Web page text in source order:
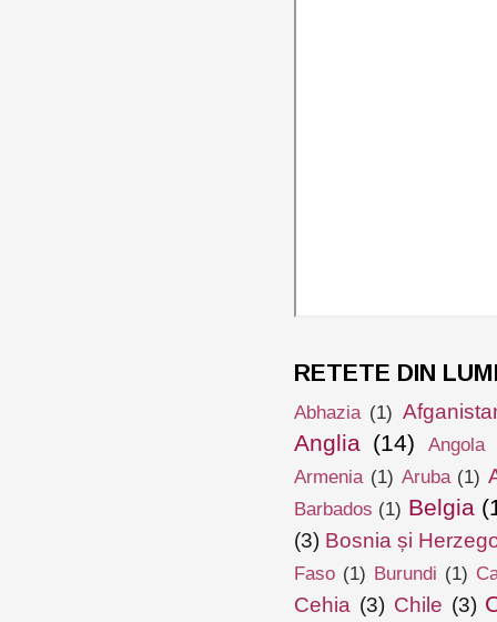
RETETE DIN
Abhazia (1)
Anglia (14) Angola
Armenia (1) Aruba (1)
Barbados (1) Belgia
(3) Bosnia și
Faso (1) Burundi (1)
Cehia (3) Chile (3)